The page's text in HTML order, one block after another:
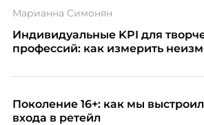
Марианна Симонян
Индивидуальные KPI для
профессий: как измерить
Поколение 16+: как мы
входа в ретейл